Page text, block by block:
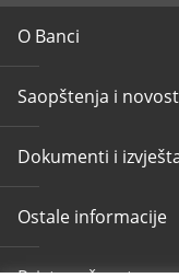
O Banci
Saopštenja i
Dokumenti i
Ostale informacije